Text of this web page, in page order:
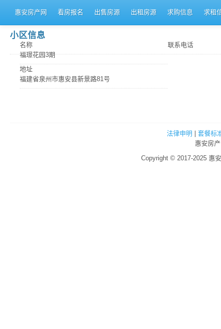
惠安房产网 看房报名 出售房源 出租房源 求购信息 求租
小区信息
名称
福璟花园3期
地址
福建省泉州市惠安县新景路81号
联系电话
法律申明
套餐标
惠安房
Copyright © 2017-2025 惠